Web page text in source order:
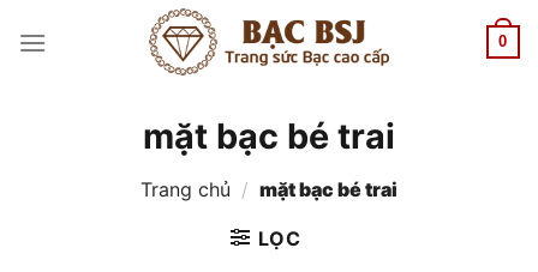
đến
0
mặt bạc bé trai
Trang chủ / mặt bạc bé trai
LỌC